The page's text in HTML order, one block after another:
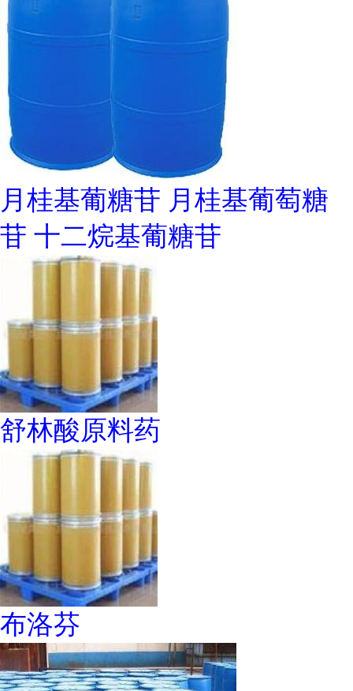
月桂基葡糖苷 月桂基葡萄糖
苷 十二烷基葡糖苷
舒林酸原料药
布洛芬